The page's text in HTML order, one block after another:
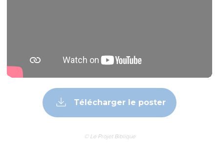
Télécharger le poster
© Le Projet Biblique